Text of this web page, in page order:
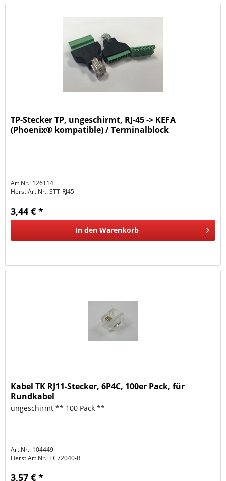
TP-Stecker TP, ungeschirmt, RJ-45 -> KEFA
(Phoenix® kompatible) / Terminalblock
Art.Nr.: 126114
Herst.Art.Nr.:STT-RJ45
3,44 € *
In den Warenkorb
Kabel TK RJ11-Stecker, 6P4C, 100er Pack, für
Rundkabel
ungeschirmt ** 100 Pack **
Art.Nr.: 104449
Herst.Art.Nr.:TC72040-R
3,57 € *